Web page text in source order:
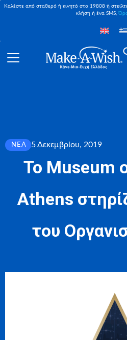
Καλέστε από σταθερό ή κινητό στο 19808 ή
κλήση ή ένα SMS,
ΝΈΑ 5 Δεκεμβρίου, 2019
Το Museum
Athens
του